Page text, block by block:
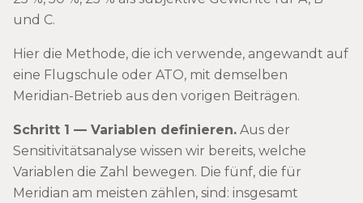
und C.
Hier die Methode, die ich verwende, angewandt auf
eine Flugschule oder ATO, mit demselben
Meridian-Betrieb aus den vorigen Beiträgen.
Schritt 1 — Variablen definieren. Aus der
Sensitivitätsanalyse wissen wir bereits, welche
Variablen die Zahl bewegen. Die fünf, die für
Meridian am meisten zählen, sind: insgesamt